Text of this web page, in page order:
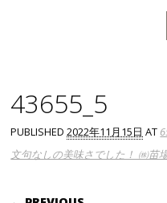
43655_5
PUBLISHED2022年11月15日 AT
文句なしの美味さでした！ ㈱苗